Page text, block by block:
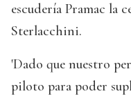
escudería Pramac la
Sterlacchini.
'Dado que nuestro
piloto para poder